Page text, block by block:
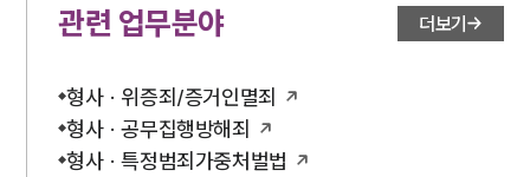
관련 업무분야 더보기
형사 · 위증죄/증거인멸죄
형사 · 공무집행방해죄
형사 · 특정범죄가중처벌법